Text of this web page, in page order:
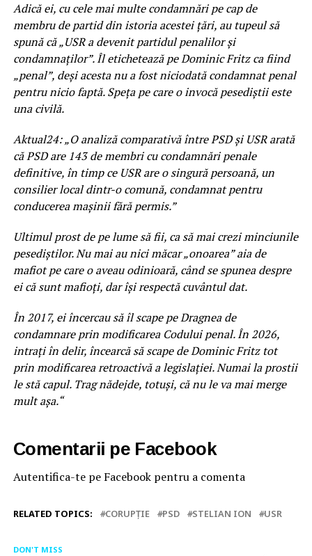
Adică ei, cu cele mai multe condamnări pe cap de
membru de partid din istoria acestei țări, au tupeul să
spună că „USR a devenit partidul penalilor și
condamnaților”. Îl etichetează pe Dominic Fritz ca fiind
„penal”, deși acesta nu a fost niciodată condamnat penal
pentru nicio faptă. Speța pe care o invocă pesediștii este
una civilă.
Aktual24: „O analiză comparativă între PSD și USR arată
că PSD are 143 de membri cu condamnări penale
definitive, în timp ce USR are o singură persoană, un
consilier local dintr-o comună, condamnat pentru
conducerea mașinii fără permis.”
Ultimul prost de pe lume să fii, ca să mai crezi minciunile
pesediștilor. Nu mai au nici măcar „onoarea” aia de
mafiot pe care o aveau odinioară, când se spunea despre
ei că sunt mafioți, dar își respectă cuvântul dat.
În 2017, ei încercau să îl scape pe Dragnea de
condamnare prin modificarea Codului penal. În 2026,
intrați în delir, încearcă să scape de Dominic Fritz tot
prin modificarea retroactivă a legislației. Numai la prostii
le stă capul. Trag nădejde, totuși, că nu le va mai merge
mult așa.“
Comentarii pe Facebook
Autentifica-te pe Facebook pentru a comenta
RELATED TOPICS: CORUPȚIE PSD STELIAN ION USR
DON'T MISS